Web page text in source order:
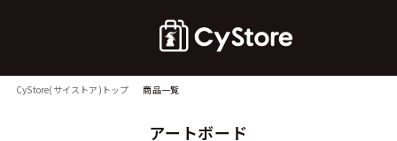
CyStore(サイストア)トップ 商品一覧
アートボード